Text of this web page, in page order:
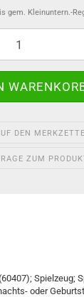
gem. Kleinuntern.-
DEN
ZUM
Spielzeug;
oder